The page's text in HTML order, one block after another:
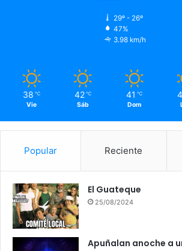
29º - 26º
47%
3.98 km/h
38 ℃
Vie
42 ℃
Sáb
41 ℃
Dom
Popular Reciente
El Guateque
25/08/2024
Apuñalan anoche a